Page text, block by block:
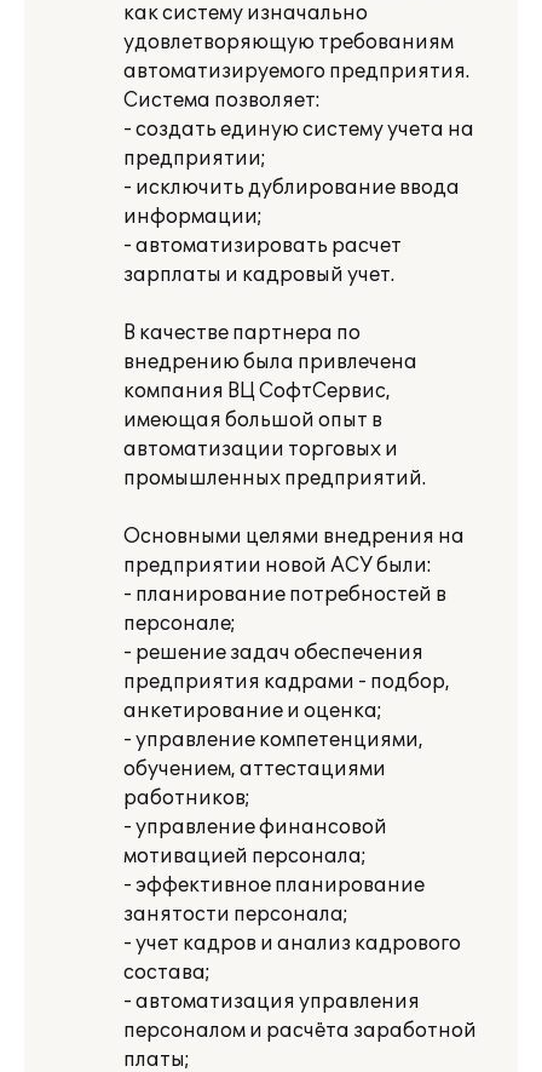
как систему изначально
удовлетворяющую требованиям
автоматизируемого предприятия.
Система позволяет:
- создать единую систему учета на
предприятии;
- исключить дублирование ввода
информации;
- автоматизировать расчет
зарплаты и кадровый учет.
В качестве партнера по
внедрению была привлечена
компания ВЦ СофтСервис,
имеющая большой опыт в
автоматизации торговых и
промышленных предприятий.
Основными целями внедрения на
предприятии новой АСУ были:
- планирование потребностей в
персонале;
- решение задач обеспечения
предприятия кадрами - подбор,
анкетирование и оценка;
- управление компетенциями,
обучением, аттестациями
работников;
- управление финансовой
мотивацией персонала;
- эффективное планирование
занятости персонала;
- учет кадров и анализ кадрового
состава;
- автоматизация управления
персоналом и расчёта заработной
платы;